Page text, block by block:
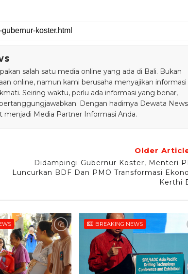
salah satu media online yang ada di Bali. Bukan
online, namun kami berusaha menyajikan informasi
Seiring waktu, perlu ada informasi yang benar,
Dengan hadirnya Dewata News
menjadi Media Partner Informasi Anda.
Older
Didampingi Gubernur Koster, Menteri
Luncurkan BDF Dan PMO Transformasi
Kerthi
BREAKING NEWS